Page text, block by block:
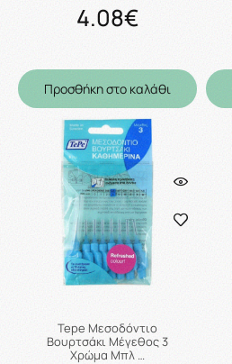
4.08€
Προσθήκη στο καλάθι
Tepe Μεσοδόντιο
Βουρτσάκι Μέγεθος 3
Χρώμα Μπλ …